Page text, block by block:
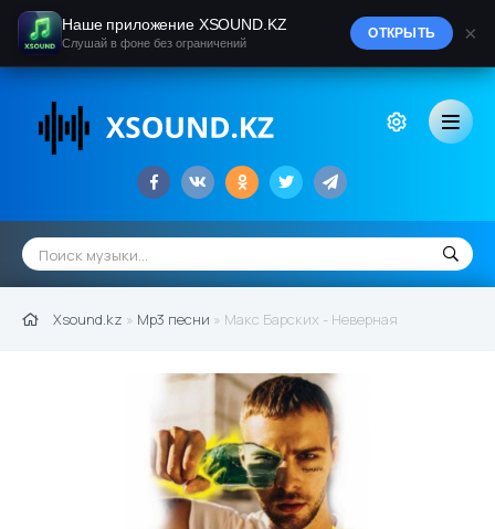
Xsound.kz » Mp3 песни » Макс Барских - Неверная
Наше приложение XSOUND.KZ
Слушай в фоне без ограничений
ОТКРЫТЬ ×